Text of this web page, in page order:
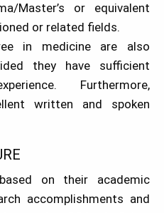
Master’s or equivalent
or related fields.
in medicine are also
they have sufficient
Furthermore,
written and spoken
on their academic
accomplishments and